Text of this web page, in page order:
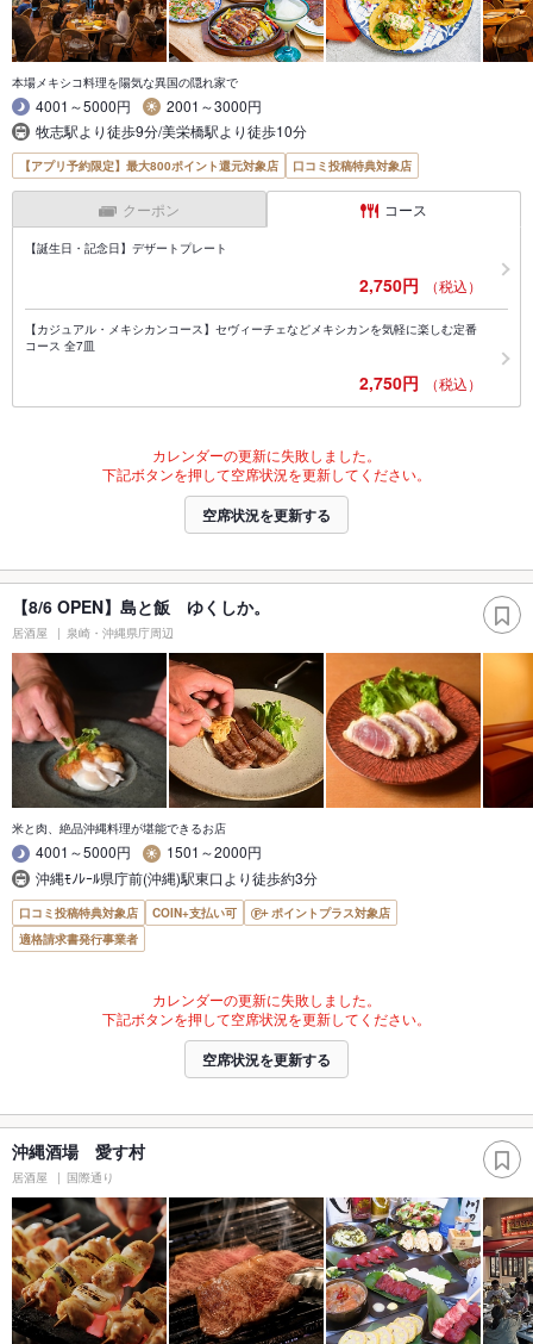
本場メキシコ料理を陽気な異国の隠れ家で
4001～5000円
2001～3000円
牧志駅より徒歩9分/美栄橋駅より徒歩10分
【アプリ予約限定】最大800ポイント還元対象店 口コミ投稿特典対象店
クーポン コース
【誕生日・記念日】デザートプレート
2,750円 （税込）
【カジュアル・メキシカンコース】セヴィーチェなどメキシカンを気軽に楽しむ定番
コース 全7皿
2,750円 （税込）
カレンダーの更新に失敗しました。
下記ボタンを押して空席状況を更新してください。
空席状況を更新する
【8/6 OPEN】島と飯 ゆくしか。
居酒屋 泉崎・沖縄県庁周辺
米と肉、絶品沖縄料理が堪能できるお店
4001～5000円
1501～2000円
沖縄ﾓﾉﾚｰﾙ県庁前(沖縄)駅東口より徒歩約3分
口コミ投稿特典対象店 COIN+支払い可
ポイントプラス対象店
適格請求書発行事業者
カレンダーの更新に失敗しました。
下記ボタンを押して空席状況を更新してください。
空席状況を更新する
沖縄酒場 愛す村
居酒屋 国際通り